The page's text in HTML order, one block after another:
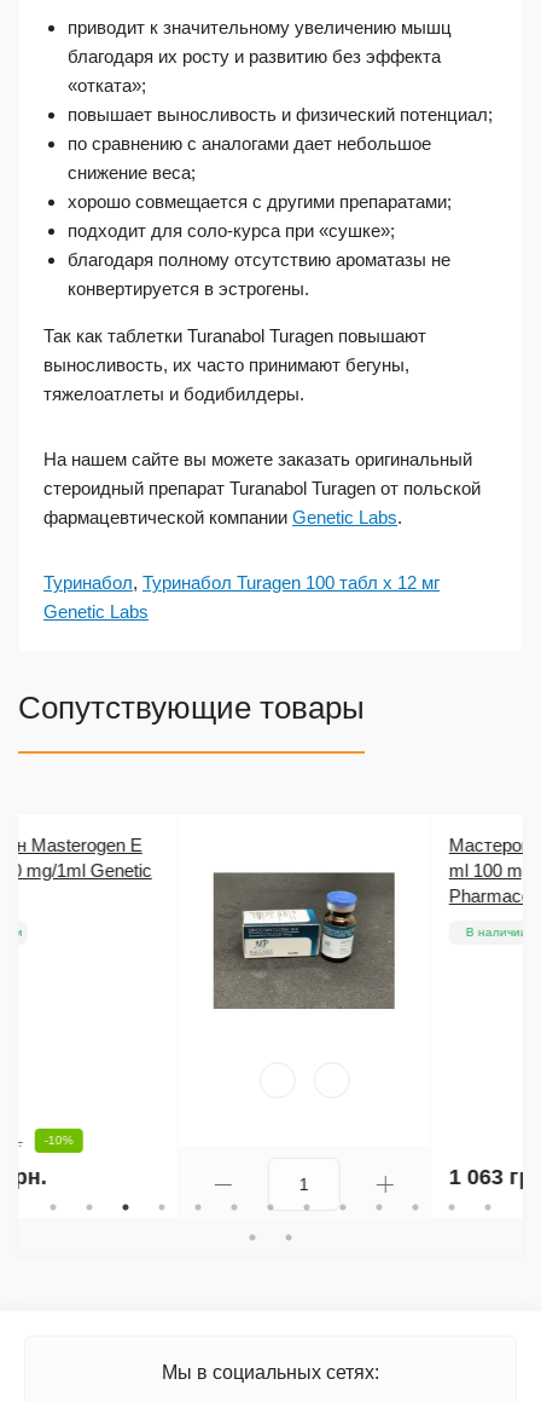
приводит к значительному увеличению мышц
благодаря их росту и развитию без эффекта
«отката»;
повышает выносливость и физический потенциал;
по сравнению с аналогами дает небольшое
снижение веса;
хорошо совмещается с другими препаратами;
подходит для соло-курса при «сушке»;
благодаря полному отсутствию ароматазы не
конвертируется в эстрогены.
Так как таблетки Turanabol Turagen повышают
выносливость, их часто принимают бегуны,
тяжелоатлеты и бодибилдеры.
На нашем сайте вы можете заказать оригинальный
стероидный препарат Turanabol Turagen от польской
фармацевтической компании Genetic Labs.
Туринабол, Туринабол Turagen 100 табл х 12 мг
Genetic Labs
Сопутствующие товары
Мастерон Drostanolone 10
ml 100 mg/1ml Magnus
Pharmaceuticals
В наличии
1 063 грн.
Мы в социальных сетях: